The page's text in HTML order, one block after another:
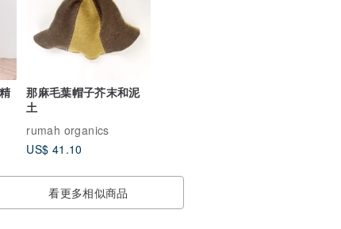
那麻毛葉帽子芥末和泥
土
rumah organics
US$ 41.10
看更多相似商品